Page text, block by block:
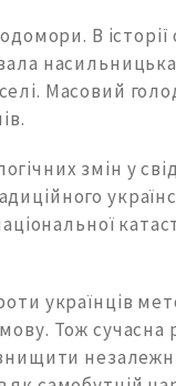
В
Масовий
змін у
українців
Тож сучасна